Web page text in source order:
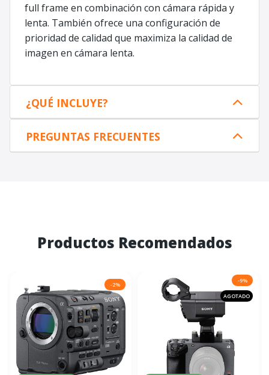
full frame en combinación con cámara rápida y
lenta. También ofrece una configuración de
prioridad de calidad que maximiza la calidad de
imagen en cámara lenta.
¿QUÉ INCLUYE?
PREGUNTAS FRECUENTES
Productos Recomendados
-2%
-9%
AGOTADO